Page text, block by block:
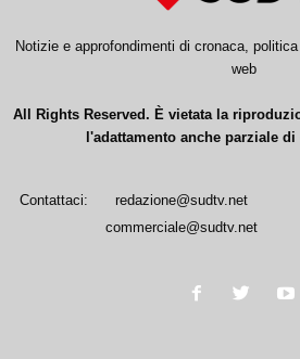
Notizie e approfondimenti di cronaca,
web
All Rights Reserved. È vietata la
l'adattamento anche parziale
Contattaci:
redazione@sudtv.net
commerciale@sudtv.net